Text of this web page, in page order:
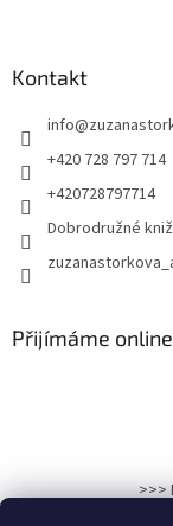
Kontakt
info@
+420 728 797 714
+420728797714
Dobrodružné
Přijímáme
>>>